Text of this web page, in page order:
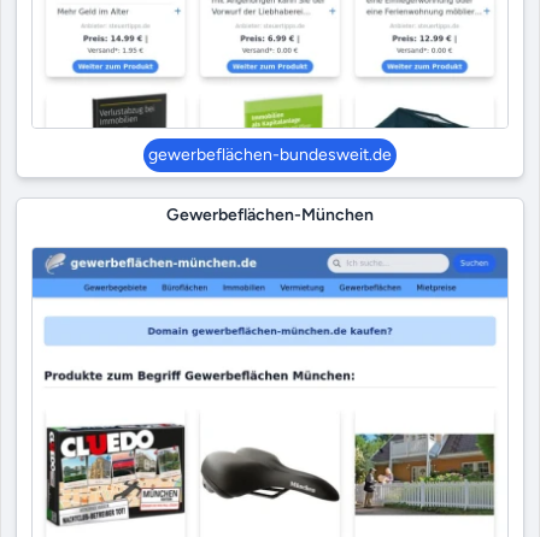
gewerbeflächen-bundesweit.de
Gewerbeflächen-München